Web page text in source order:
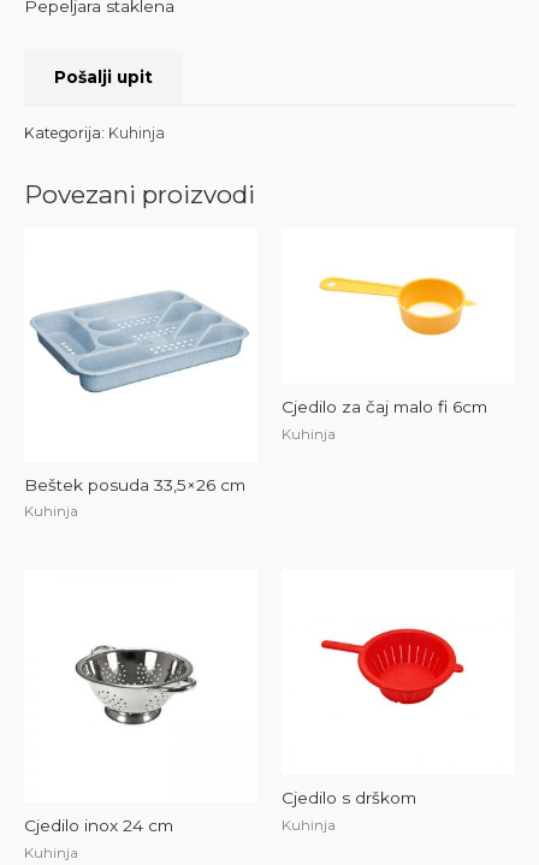
Pepeljara staklena
Pošalji upit
Kategorija: Kuhinja
Povezani proizvodi
Beštek posuda 33,5×26 cm
Kuhinja
Cjedilo za čaj malo fi 6cm
Kuhinja
Cjedilo inox 24 cm
Kuhinja
Cjedilo s drškom
Kuhinja